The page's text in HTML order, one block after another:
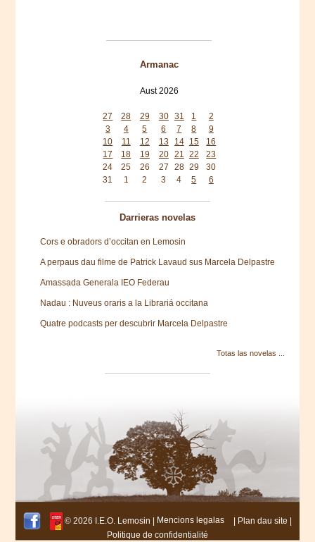
Armanac
Aust 2026
27
28 29 30 31 1
2
3
4 5 6 7 8
9
10
11 12 13 14 15
16
17
18 19 20 21 22
23
24
25 26 27 28 29
30
31
1 2 3 4 5 6
Darrieras novelas
Cors e obradors d’occitan en Lemosin
A perpaus dau filme de Patrick Lavaud sus Marcela Delpastre
Amassada Generala IEO Federau
Nadau : Nuveus oraris a la Librariá occitana
Quatre podcasts per descubrir Marcela Delpastre
Totas las novelas ...
© 2026 I.E.O. Lemosin | Mencions legalas | Plan dau site |
Politique de confidentialité